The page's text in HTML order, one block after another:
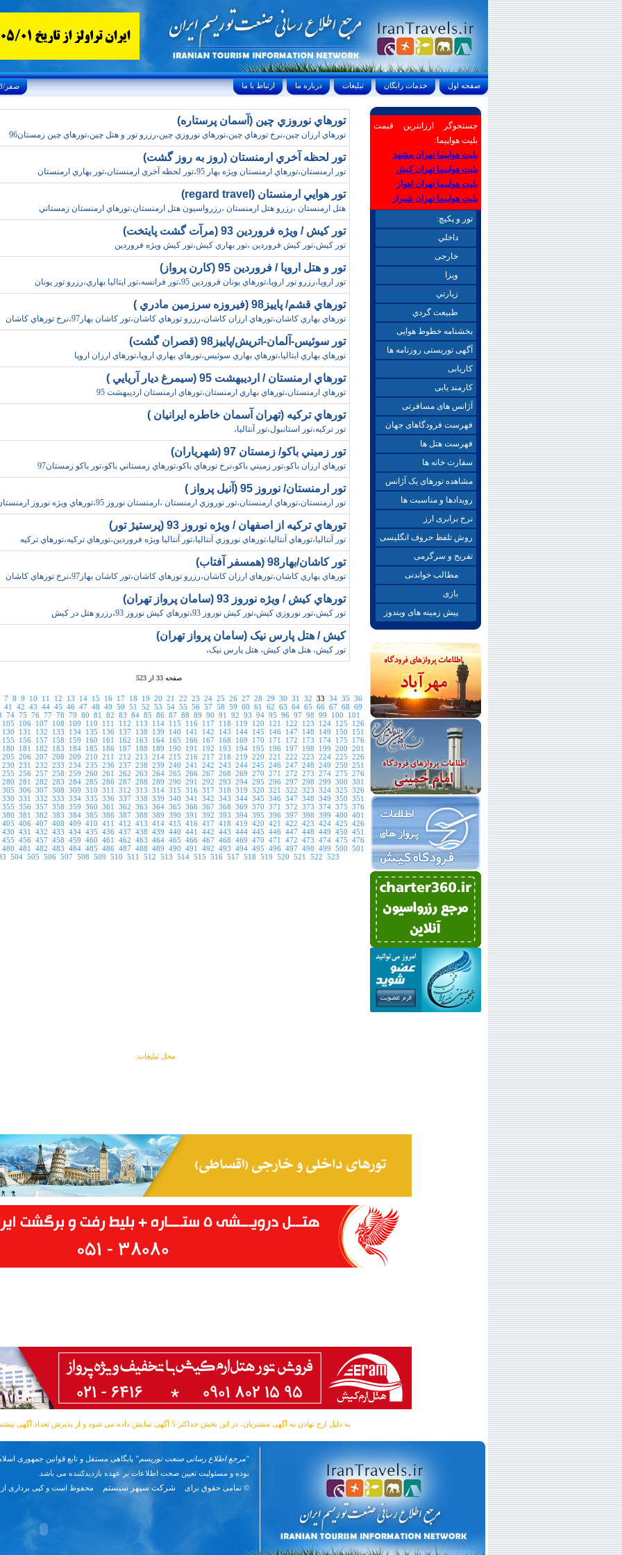
Thursday, August 6, 2026 23/صفر/1448 ارتباط با ما درباره ما تبليغات خدمات رايگان صفحه اول
تورهاي نوروزي چين (آسمان پرستاره)
تورهاي ارزان چين،نرخ تورهاي چين،تورهاي نوروزي چين،رزرو تور و هتل چين،تورهاي چين زمستان96
تور لحظه آخري ارمنستان (روز به روز گشت)
تور ارمنستان،تورهاي ارمنستان ويژه بهار 95،تور لحظه آخري ارمنستان،تور بهاري ارمنستان
تور هوايي ارمنستان (regard travel)
هتل ارمنستان ،رزرو هتل ارمنستان ،رزرواسيون هتل ارمنستان،تورهاي ارمنستان زمستاني
تور کيش / ويژه فروردين 93 (مرآت گشت پايتخت)
تور کيش،تور کيش فروردين ،تور بهاري کيش،تور کيش ويژه فروردين
تور و هتل اروپا / فروردين 95 (کارن پرواز)
تور اروپا،رزرو تور اروپا،تورهاي يونان فروردين 95،تور فرانسه،تور ايتاليا بهاري،رزرو تور يونان
تورهاي قشم/ پاييز98 (فيروزه سرزمين مادري )
تورهاي بهاري کاشان،تورهاي ارزان کاشان،رزرو تورهاي کاشان،تور کاشان بهار97،نرخ تورهاي کاشان
تور سوئيس-آلمان-اتريش/پاييز98 (قصران گشت)
تورهاي بهاري ايتاليا،تورهاي بهاري سوئيس،تورهاي بهاري اروپا،تورهاي ارزان اروپا
تورهاي ارمنستان / ارديبهشت 95 (سيمرغ ديار آريايي )
تورهاي ارمنستان،تورهاي بهاري ارمنستان،تورهاي ارمنستان ارديبهشت 95
تورهاي ترکيه (تهران آسمان خاطره ايرانيان )
تور ترکيه،تور استانبول،تور آنتاليا،
تور زميني باکو/ زمستان 97 (شهرياران)
تورهاي ارزان باکو،تور زميني باکو،نرخ تورهاي باکو،تورهاي زمستاني باکو،تور باکو زمستان97
تور ارمنستان/ نوروز 95 (آنيل پرواز )
تور ارمنستان،تورهاي ارمنستان،تور نوروزي ارمنستان ،ارمنستان نوروز 95،تورهاي ويژه نوروز ارمنستان
تورهاي ترکيه از اصفهان / ويژه نوروز 93 (پرستيژ تور)
تور آنتاليا،تورهاي آنتاليا،تورهاي نوروزي آنتاليا،تور آنتاليا ويژه فروردين،تورهاي ترکيه،تورهاي ترکيه
تور کاشان/بهار98 (همسفر آفتاب)
تورهاي بهاري کاشان،تورهاي ارزان کاشان،رزرو تورهاي کاشان،تور کاشان بهار97،نرخ تورهاي کاشان
تورهاي کيش / ويژه نوروز 93 (سامان پرواز تهران)
تور کيش،تور نوروزي کيش،تور کيش نوروز 93،تورهاي کيش نوروز 93،رزرو هتل در کيش
کيش / هتل پارس نيک (سامان پرواز تهران)
تور کيش، هتل هاي کيش، هتل پارس نيک،
صفحه 33 از 523
7 8 9 10 11 12 13 14 15 16 17 18 19 20 21 22 23 24 25 26 27 28 29 30 31 32 33 34 35 36
41
42 43 44 45 46 47 48 49 50 51 52 53 54 55 56 57 58 59 60 61 62 63 64 65 66 67 68 69
74 75 76 77 78 79 80 81 82 83 84 85 86 87 88 89 90 91 92 93 94 95 96 97 98 99 100
101
105
106 107 108 109 110 111 112 113 114 115 116 117 118 119 120 121 122 123 124 125
126
130
131 132 133 134 135 136 137 138 139 140 141 142 143 144 145 146 147 148 149 150
151
155
156 157 158 159 160 161 162 163 164 165 166 167 168 169 170 171 172 173 174 175
176
180
181 182 183 184 185 186 187 188 189 190 191 192 193 194 195 196 197 198 199 200 201
205 206 207 208 209 210 211 212 213 214 215 216 217 218 219 220 221 222 223 224 225 226
230 231 232 233 234 235 236 237 238 239 240 241 242 243 244 245 246 247 248 249 250 251
255 256 257 258 259 260 261 262 263 264 265 266 267 268 269 270 271 272 273 274 275 276
280 281 282 283 284 285 286 287 288 289 290 291 292 293 294 295 296 297 298 299 300 301
305 306 307 308 309 310 311 312 313 314 315 316 317 318 319 320 321 322 323 324 325 326
330 331 332 333 334 335 336 337 338 339 340 341 342 343 344 345 346 347 348 349 350 351
355 356 357 358 359 360 361 362 363 364 365 366 367 368 369 370 371 372 373 374 375 376
380 381 382 383 384 385 386 387 388 389 390 391 392 393 394 395 396 397 398 399 400 401
405 406 407 408 409 410 411 412 413 414 415 416 417 418 419 420 421 422 423 424 425 426
430 431 432 433 434 435 436 437 438 439 440 441 442 443 444 445 446 447 448 449 450 451
455 456 457 458 459 460 461 462 463 464 465 466 467 468 469 470 471 472 473 474 475 476
480 481 482 483 484 485 486 487 488 489 490 491 492 493 494 495 496 497 498 499 500 501
504 505 506 507 508 509 510 511 512 513 514 515 516 517 518 519 520 521 522 523
جستجوگر ارزانترین قیمت
بلیت هواپیما:
بلیت هواپیما تهران مشهد
بلیت هواپیما تهران کیش
بلیت هواپیما تهران اهواز
بلیت هواپیما تهران شیراز
تور و پکیچ:
داخلي
خارجی
ويزا
زيارتي
طبيعت گردي
بخشنامه خطوط هوایی
آگهی توریستی روزنامه ها
کاریابی
کارمند یابی
آژانس های مسافرتی
فهرست فرودگاهای جهان
فهرست هتل ها
سفارت خانه ها
مشاهده تورهای یک آژانس
رویدادها و مناسبت ها
نرخ برابری ارز
روش تلفظ حروف انگلیسی
تفریح و سرگرمی
مطالب خواندنی
بازی
پیش زمینه های ویندوز
محل تبلیغات:
به دلیل ارج نهادن به آگهی مشتریان، در این بخش حداکثر 5 آگهی نمایش داده می شود و از پذیرش تعداد آگهی بیشتر معذوریم.
"مرجع اطلاع رسانی صنعت توریسم" پایگاهی مستقل و تابع قوانین جمهوری
بوده و مسئوليت تعیین صحت اطلاعات بر عهده بازدیدکننده می باشد.
© تمامی حقوق برای
شرکت سپهر سیستم محفوظ است و کپی برداری